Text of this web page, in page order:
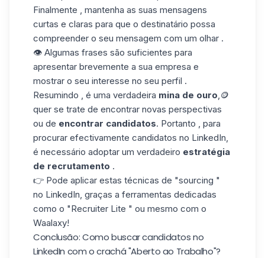
Finalmente , mantenha as suas mensagens
curtas e claras para que o destinatário possa
compreender o seu mensagem com um olhar .
👁️ Algumas frases são suficientes para
apresentar brevemente a sua empresa e
mostrar o seu interesse no seu perfil .
Resumindo , é uma verdadeira mina de ouro,🪙
quer se trate de encontrar novas perspectivas
ou de encontrar candidatos. Portanto , para
procurar efectivamente candidatos no LinkedIn,
é necessário adoptar um verdadeiro estratégia
de recrutamento .
👉 Pode aplicar estas técnicas de "sourcing "
no LinkedIn, graças a ferramentas dedicadas
como o "Recruiter Lite " ou mesmo com o
Waalaxy!
Conclusão: Como buscar candidatos no
LinkedIn com o crachá "Aberto ao Trabalho"?